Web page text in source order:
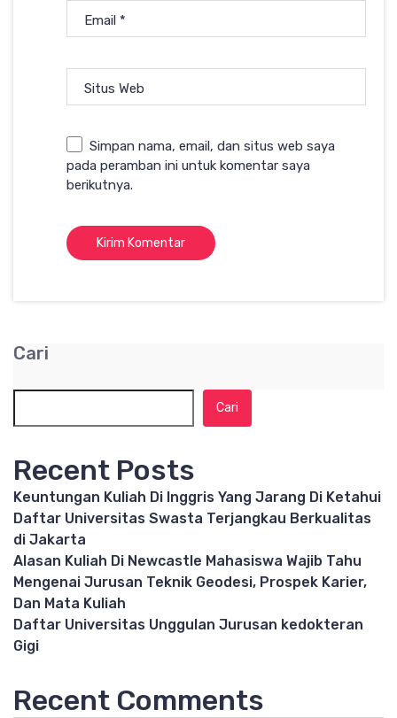
Email *
Situs Web
Simpan nama, email, dan situs web saya
pada peramban ini untuk komentar saya
berikutnya.
Cari
Cari
Recent Posts
Keuntungan Kuliah Di Inggris Yang Jarang Di Ketahui
Daftar Universitas Swasta Terjangkau Berkualitas
di Jakarta
Alasan Kuliah Di Newcastle Mahasiswa Wajib Tahu
Mengenai Jurusan Teknik Geodesi, Prospek Karier,
Dan Mata Kuliah
Daftar Universitas Unggulan Jurusan kedokteran
Gigi
Recent Comments